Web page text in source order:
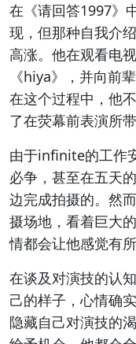
在《请回答1997》
现，但那种自我介
高涨。他在观看电
《hiya》，并向前
在这个过程中，他
了在荧幕前表演所
由于infinite的工作
必争，甚至在五天
边完成拍摄的。然
摄场地，看着巨大
情都会让他感觉有所
在谈及对演技的认
己的样子，心情确
隐藏自己对演技的